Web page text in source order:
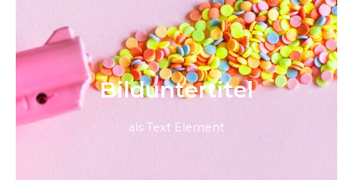
Bild­unter­titel
als Text Element